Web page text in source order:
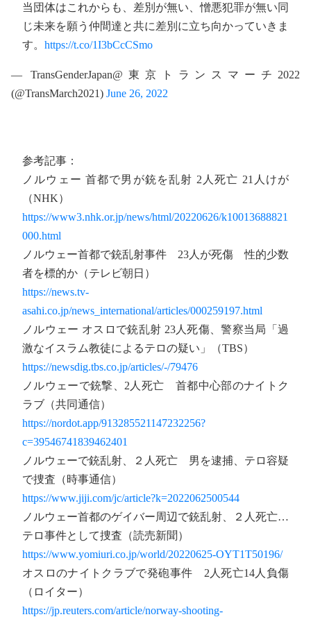
当団体はこれからも、差別が無い、憎悪犯罪が無い同
じ未来を願う仲間達と共に差別に立ち向かっていきま
す。 https://t.co/1I3bCcCSmo
— TransGenderJapan@東京トランスマーチ2022
(@TransMarch2021) June 26, 2022
参考記事：
ノルウェー 首都で男が銃を乱射 2人死亡 21人けが
（NHK）
https://www3.nhk.or.jp/news/html/20220626/k10013688821
000.html
ノルウェー首都で銃乱射事件 23人が死傷 性的少数
者を標的か（テレビ朝日）
https://news.tv-
asahi.co.jp/news_international/articles/000259197.html
ノルウェー オスロで銃乱射 23人死傷、警察当局「過
激なイスラム教徒によるテロの疑い」（TBS）
https://newsdig.tbs.co.jp/articles/-/79476
ノルウェーで銃撃、2人死亡 首都中心部のナイトク
ラブ（共同通信）
https://nordot.app/913285521147232256?
c=39546741839462401
ノルウェーで銃乱射、２人死亡 男を逮捕、テロ容疑
で捜査（時事通信）
https://www.jiji.com/jc/article?k=2022062500544
ノルウェー首都のゲイバー周辺で銃乱射、２人死亡…
テロ事件として捜査（読売新聞）
https://www.yomiuri.co.jp/world/20220625-OYT1T50196/
オスロのナイトクラブで発砲事件 2人死亡14人負傷
（ロイター）
https://jp.reuters.com/article/norway-shooting-